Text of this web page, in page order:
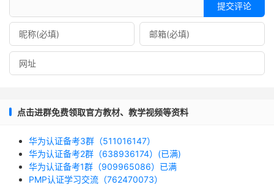
提交评论
点击进群免费领取官方教材、教学视频等资料
华为认证备考3群（511016147）
华为认证备考2群（638936174）(已满)
华为认证备考1群（909965086）已满
PMP认证学习交流（762470073）